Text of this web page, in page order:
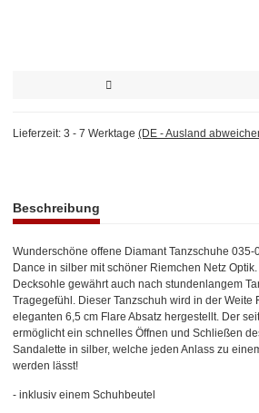
Lieferzeit: 3 - 7 Werktage (DE - Ausland
Beschreibung
Wunderschöne offene Diamant Tanzschuhe
Dance in silber mit schöner Riemchen Netz
Decksohle gewährt auch nach stundenlangem
Tragegefühl. Dieser Tanzschuh wird in der Weite
eleganten 6,5 cm Flare Absatz hergestellt. Der
ermöglicht ein schnelles Öffnen und Schließen
Sandalette in silber, welche jeden Anlass zu
werden lässt!
- inklusiv einem Schuhbeutel